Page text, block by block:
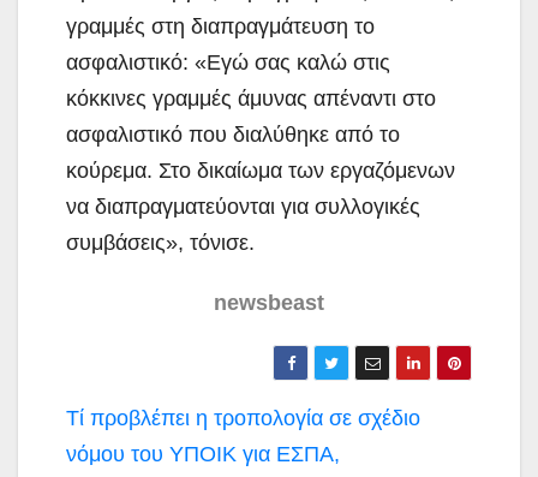
γραμμές στη διαπραγμάτευση το
ασφαλιστικό: «Εγώ σας καλώ στις
κόκκινες γραμμές άμυνας απέναντι στο
ασφαλιστικό που διαλύθηκε από το
κούρεμα. Στο δικαίωμα των εργαζόμενων
να διαπραγματεύονται για συλλογικές
συμβάσεις», τόνισε.
newsbeast
Πλοήγηση
άρθρων
Τί προβλέπει η τροπολογία σε σχέδιο
νόμου του ΥΠΟΙΚ για ΕΣΠΑ,